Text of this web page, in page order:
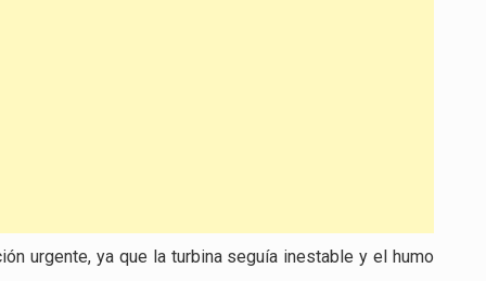
urgente, ya que la turbina seguía inestable y el humo